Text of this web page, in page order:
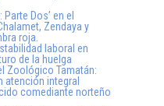
Dos’ en el
Zendaya y
roja.
laboral en
de la huelga
Zoológico Tamatán:
atención integral
comediante norteño